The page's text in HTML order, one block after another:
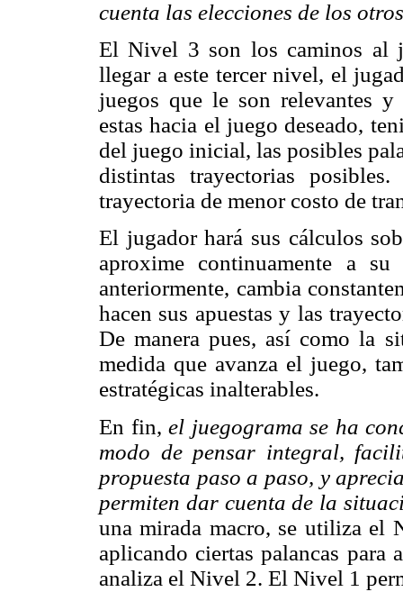
cuenta las elecciones de los
El Nivel 3 son los caminos al
llegar a este tercer nivel, el
juegos que le son relevantes
estas hacia el juego deseado,
del juego inicial, las posibles
distintas trayectorias
trayectoria de menor costo de
El jugador hará sus cálculos
aproxime continuamente a
anteriormente, cambia
hacen sus apuestas y las
De manera pues, así como la
medida que avanza el juego,
estratégicas inalterables.
En fin, el juegograma se ha
modo de pensar integral,
propuesta paso a paso, y
permiten dar cuenta de la
una mirada macro, se utiliza el
aplicando ciertas palancas para
analiza el Nivel 2. El Nivel 1